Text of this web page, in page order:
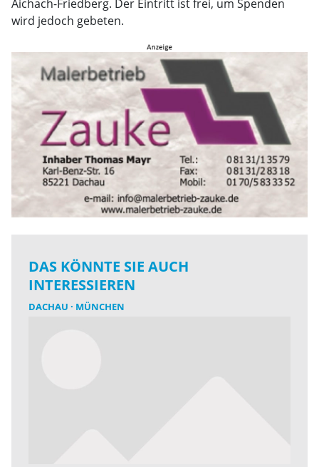
Aichach-Friedberg. Der Eintritt ist frei, um Spenden
wird jedoch gebeten.
DAS KÖNNTE SIE AUCH
INTERESSIEREN
DACHAU MÜNCHEN